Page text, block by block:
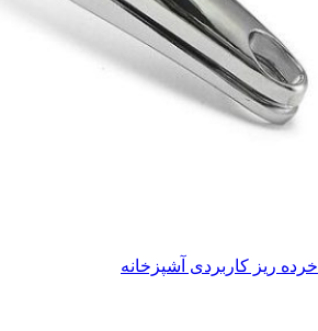
خرده ریز کاربردی آشپزخانه